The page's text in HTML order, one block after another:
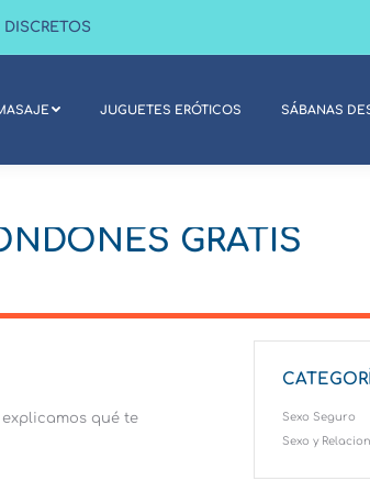
JUGUETES ERÓTICOS SÁBANAS
GRATIS
qué te
Sexo Seguro
Sexo y